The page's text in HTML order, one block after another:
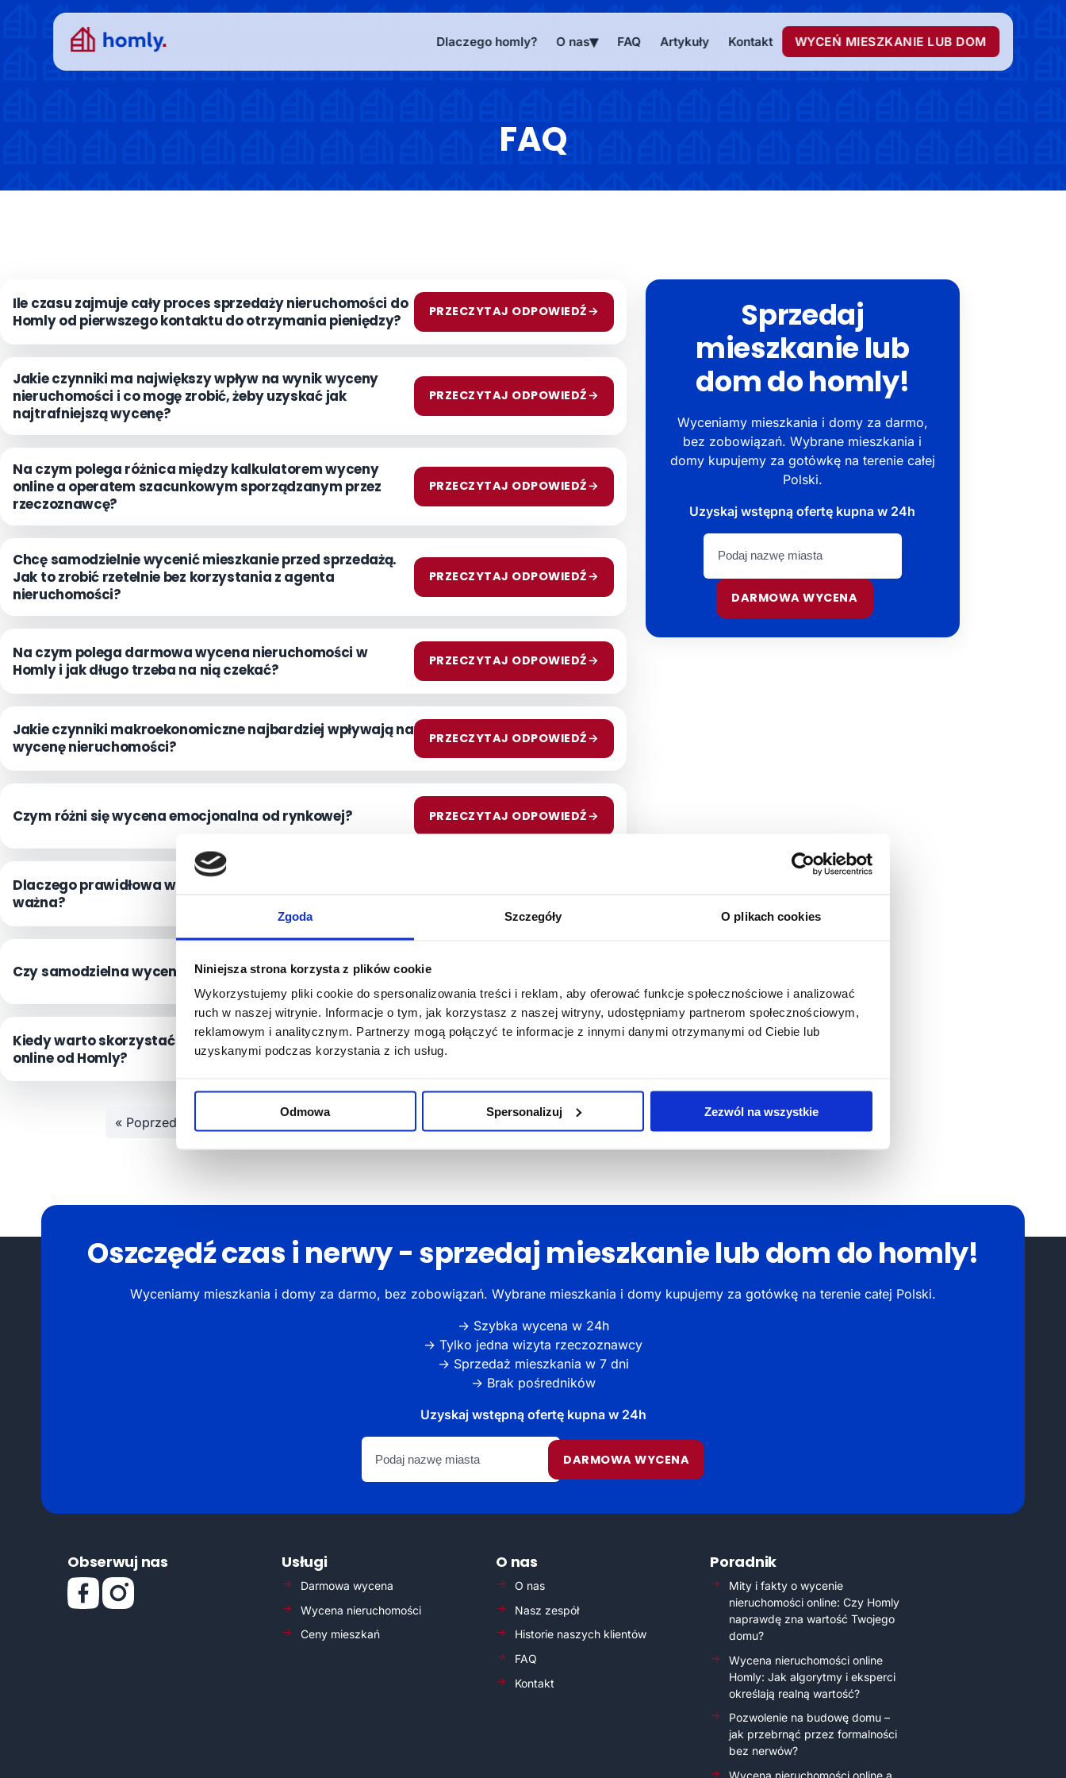
Zgoda Szczegóły O plikach cookies
Niniejsza strona korzysta z plików cookie
Wykorzystujemy pliki cookie do spersonalizowania treści i reklam, aby oferować funkcje społecznościowe i analizować
ruch w naszej witrynie. Informacje o tym, jak korzystasz z naszej witryny, udostępniamy partnerom społecznościowym,
reklamowym i analitycznym. Partnerzy mogą połączyć te informacje z innymi danymi otrzymanymi od Ciebie lub
uzyskanymi podczas korzystania z ich usług.
Odmowa Spersonalizuj Zezwól na wszystkie
Dlaczego homly? O nas FAQ Artykuły Kontakt WYCEŃ MIESZKANIE LUB DOM
FAQ
Ile czasu zajmuje cały proces sprzedaży nieruchomości do
Homly od pierwszego kontaktu do otrzymania pieniędzy?
PRZECZYTAJ ODPOWIEDŹ→
Jakie czynniki ma największy wpływ na wynik wyceny
nieruchomości i co mogę zrobić, żeby uzyskać jak
najtrafniejszą wycenę?
PRZECZYTAJ ODPOWIEDŹ→
Na czym polega różnica między kalkulatorem wyceny
online a operatem szacunkowym sporządzanym przez
rzeczoznawcę?
PRZECZYTAJ ODPOWIEDŹ→
Chcę samodzielnie wycenić mieszkanie przed sprzedażą.
Jak to zrobić rzetelnie bez korzystania z agenta
nieruchomości?
PRZECZYTAJ ODPOWIEDŹ→
Na czym polega darmowa wycena nieruchomości w
Homly i jak długo trzeba na nią czekać?
PRZECZYTAJ ODPOWIEDŹ→
Jakie czynniki makroekonomiczne najbardziej wpływają na
wycenę nieruchomości?
PRZECZYTAJ ODPOWIEDŹ→
Czym różni się wycena emocjonalna od rynkowej? PRZECZYTAJ ODPOWIEDŹ→
Dlaczego prawidłowa wycena nieruchomości jest tak
ważna?
Czy samodzielna wycena mieszkania jest dokładna? PRZECZYTAJ ODPOWIEDŹ
Kiedy warto skorzystać z darmowej wyceny mieszkania
online od Homly?
PRZECZYTAJ ODPOWIEDŹ
« Poprzednie Następne »
Sprzedaj
mieszkanie lub
dom do homly!
Wyceniamy mieszkania i domy za darmo,
bez zobowiązań. Wybrane mieszkania i
domy kupujemy za gotówkę na terenie całej
Polski.
Uzyskaj wstępną ofertę kupna w 24h
miasta
DARMOWA WYCENA
Oszczędź czas i nerwy - sprzedaj mieszkanie lub dom do homly!
Wyceniamy mieszkania i domy za darmo, bez zobowiązań. Wybrane mieszkania i domy kupujemy za gotówkę na terenie całej Polski.
→ Szybka wycena w 24h
→ Tylko jedna wizyta rzeczoznawcy
→ Sprzedaż mieszkania w 7 dni
→ Brak pośredników
Uzyskaj wstępną ofertę kupna w 24h
DARMOWA WYCENA
Obserwuj nas Usługi
Darmowa wycena
Wycena nieruchomości
Ceny mieszkań
O nas
O nas
Nasz zespół
Historie naszych klientów
FAQ
Kontakt
Poradnik
Mity i fakty o wycenie
nieruchomości online: Czy Homly
naprawdę zna wartość Twojego
domu?
Wycena nieruchomości online
Homly: Jak algorytmy i eksperci
określają realną wartość?
Pozwolenie na budowę domu –
jak przebrnąć przez formalności
bez nerwów?
Wycena nieruchomości online a